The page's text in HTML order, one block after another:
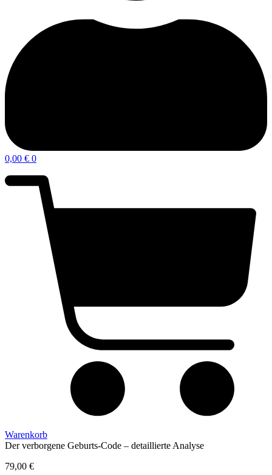
0,00 € 0
Warenkorb
Der verborgene Geburts-Code – detaillierte Analyse
79,00 €